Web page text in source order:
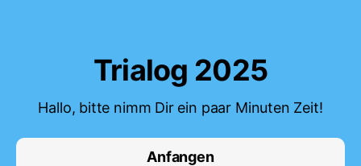
Trialog 2025
Hallo, bitte nimm Dir ein paar Minuten Zeit!
Anfangen